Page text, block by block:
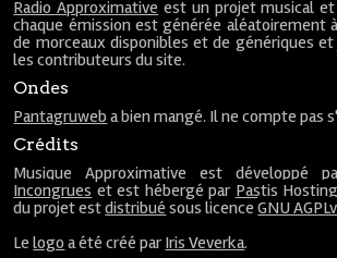
Radio Approximative est un projet musical
chaque émission est générée aléatoirement
de morceaux disponibles et de génériques
les contributeurs du site.
Ondes
Pantagruweb a bien mangé. Il ne compte pas
Crédits
Musique Approximative est développé
Incongrues et est hébergé par Pastis
du projet estdistribué sous licenceGNU
Lelogo a été créé par Iris Veverka.